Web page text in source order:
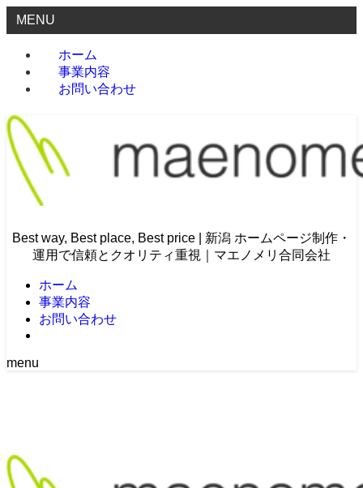
MENU
ホーム
事業内容
お問い合わせ
Best way, Best place, Best price | 新潟 ホームページ制作・
運用で信頼とクオリティ重視｜マエノメリ合同会社
ホーム
事業内容
お問い合わせ
menu